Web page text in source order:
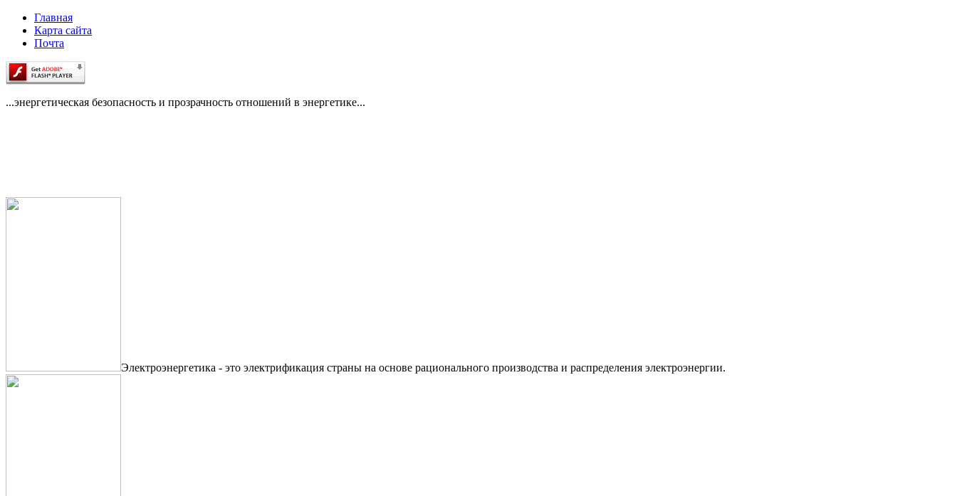
Главная
Карта сайта
Почта
...энергетическая безопасность и прозрачность отношений в энергетике...
Электроэнергетика - это электрификация страны на основе рационального производства и распределения электроэнергии.